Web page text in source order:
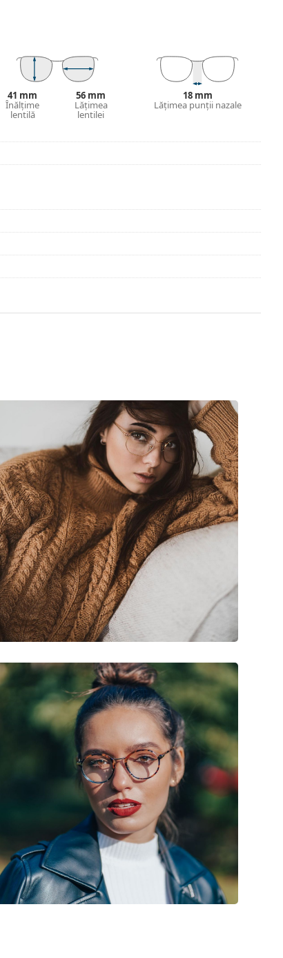
a găsi mai multe modele sau consultă
ghidul
de utilizare.
41 mm
Înălțime
lentilă
56 mm
Lățimea
lentilei
18 mm
Lățimea punții nazale